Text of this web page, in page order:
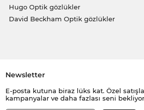
Hugo Optik gözlükler
David Beckham Optik gözlükler
Newsletter
E-posta kutuna biraz lüks kat. Özel
kampanyalar ve daha fazlası seni